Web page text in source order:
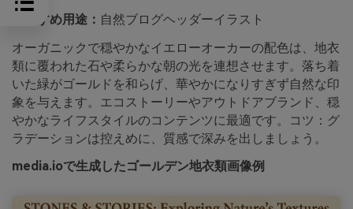
おすすめ用途： 自然ブログヘッダーイラスト
オーガニックで穏やかなイエローオーカーの配色は、地衣
類に覆われた石や柔らかな朝の光を連想させます。落ち着
いた緑がゴールドを和らげ、華やかになりすぎず自然な印
象を与えます。エコストーリーやアウトドアブランド、穏
やかなライフスタイルのコンテンツに最適です。コツ：グ
ラデーションは控えめに、質感で深みを出しましょう。
media.ioで生成したゴールデン地衣類画像例